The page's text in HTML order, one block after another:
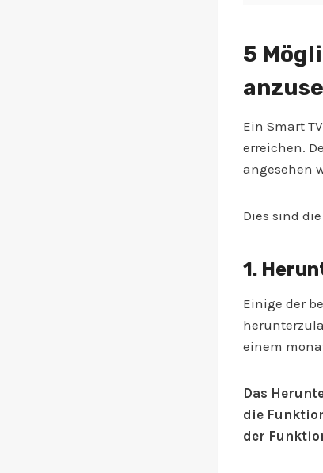
5
Ein Smart
erreichen.
angesehen
Dies sind
1.
Einige der
einem
Das
die
der